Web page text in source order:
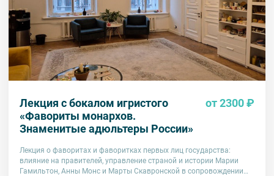
Лекция ­с бокалом игристого
«Фавориты монархов.
Знаменитые адюльтеры России»
от 2300 ₽
Лекция о фаворитах и фаворитках первых лиц государства:
влияние на правителей, управление страной и истории Марии
Гамильтон, Анны Монс и Марты Скавронской в сопровождении